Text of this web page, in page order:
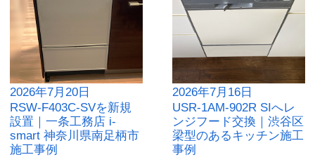
2026年7月20日
RSW-F403C-SVを新規
設置｜一条工務店 i-
smart 神奈川県南足柄市
施工事例
2026年7月16日
USR-1AM-902R SIへレ
ンジフード交換｜渋谷区
梁型のあるキッチン施工
事例